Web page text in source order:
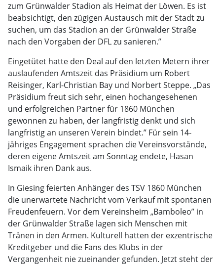
zum Grünwalder Stadion als Heimat der Löwen. Es ist
beabsichtigt, den zügigen Austausch mit der Stadt zu
suchen, um das Stadion an der Grünwalder Straße
nach den Vorgaben der DFL zu sanieren.”
Eingetütet hatte den Deal auf den letzten Metern ihrer
auslaufenden Amtszeit das Präsidium um Robert
Reisinger, Karl-Christian Bay und Norbert Steppe. „Das
Präsidium freut sich sehr, einen hochangesehenen
und erfolgreichen Partner für 1860 München
gewonnen zu haben, der langfristig denkt und sich
langfristig an unseren Verein bindet.” Für sein 14-
jähriges Engagement sprachen die Vereinsvorstände,
deren eigene Amtszeit am Sonntag endete, Hasan
Ismaik ihren Dank aus.
In Giesing feierten Anhänger des TSV 1860 München
die unerwartete Nachricht vom Verkauf mit spontanen
Freudenfeuern. Vor dem Vereinsheim „Bamboleo” in
der Grünwalder Straße lagen sich Menschen mit
Tränen in den Armen. Kulturell hatten der exzentrische
Kreditgeber und die Fans des Klubs in der
Vergangenheit nie zueinander gefunden. Jetzt steht der